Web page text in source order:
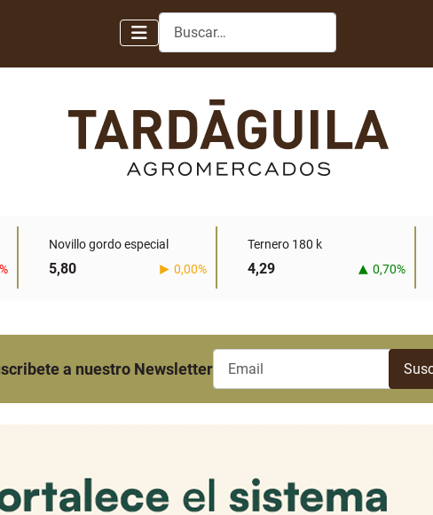
Buscar
Novillo gordo especial
5,80 0,00%
Ternero 180 k
4,29 0,70%
a nuestro Newsletter